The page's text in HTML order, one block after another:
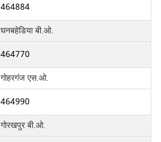
464884
घनबहेडिया बी.ओ.
464770
गोहरगंज एस.ओ.
464990
गोरखपुर बी.ओ.